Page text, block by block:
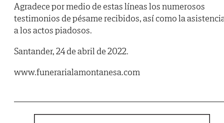
Agradece por medio de estas líneas los numerosos
testimonios de pésame recibidos, así como la
a los actos piadosos.
Santander, 24 de abril de 2022.
www.funerarialamontanesa.com